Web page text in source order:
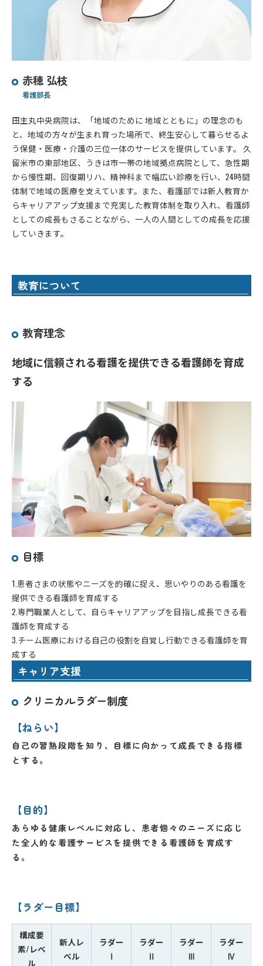
赤穂 弘枝
看護部長
田主丸中央病院は、「地域のために 地域とともに」の理念のも
と、地域の方々が生まれ育った場所で、終生安心して暮らせるよ
う保健・医療・介護の三位一体のサービスを提供しています。 久
留米市の東部地区、うきは市一帯の地域拠点病院として、急性期
から慢性期、回復期リハ、精神科まで幅広い診療を行い、24時間
体制で地域の医療を支えています。また、看護部では新人教育か
らキャリアアップ支援まで充実した教育体制を取り入れ、看護師
としての成長もさることながら、一人の人間としての成長を応援
していきます。
教育について
教育理念
地域に信頼される看護を提供できる看護師を育成
する
目標
1.患者さまの状態やニーズを的確に捉え、思いやりのある看護を
提供できる看護師を育成する
2.専門職業人として、自らキャリアアップを目指し成長できる看
護師を育成する
3.チーム医療における自己の役割を自覚し行動できる看護師を育
成する
キャリア支援
クリニカルラダー制度
【ねらい】
自己の習熟段階を知り、目標に向かって成長できる指標
とする。
【目的】
あらゆる健康レベルに対応し、患者個々のニーズに応じ
た全人的な看護サービスを提供できる看護師を育成す
る。
【ラダー目標】
構成要
素/レベ
ル
新人レ
ベル
ラダー
Ⅰ
ラダー
Ⅱ
ラダー
Ⅲ
ラダー
Ⅳ